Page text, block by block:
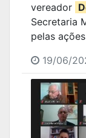
vereador
Secretaria
pelas
19/06/